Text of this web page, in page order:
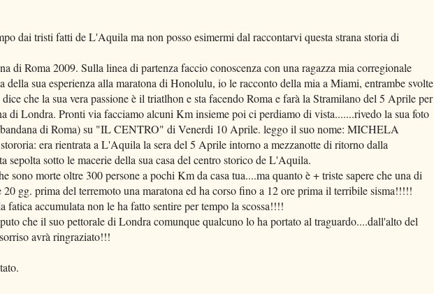
dai tristi fatti de L'Aquila ma non posso esimermi dal raccontarvi questa strana storia di
di Roma 2009. Sulla linea di partenza faccio conoscenza con una ragazza mia corregionale
della sua esperienza alla maratona di Honolulu, io le racconto della mia a Miami, entrambe svolte
che la sua vera passione è il triatlhon e sta facendo Roma e farà la Stramilano del 5 Aprile per
di Londra. Pronti via facciamo alcuni Km insieme poi ci perdiamo di vista.......rivedo la sua foto
bandana di Roma) su "IL CENTRO" di Venerdi 10 Aprile. leggo il suo nome: MICHELA
era rientrata a L'Aquila la sera del 5 Aprile intorno a mezzanotte di ritorno dalla
sepolta sotto le macerie della sua casa del centro storico de L'Aquila.
sono morte oltre 300 persone a pochi Km da casa tua....ma quanto è + triste sapere che una di
20 gg. prima del terremoto una maratona ed ha corso fino a 12 ore prima il terribile sisma!!!!!
fatica accumulata non le ha fatto sentire per tempo la scossa!!!!
che il suo pettorale di Londra comunque qualcuno lo ha portato al traguardo....dall'alto del
avrà ringraziato!!!